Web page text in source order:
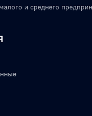
и среднего